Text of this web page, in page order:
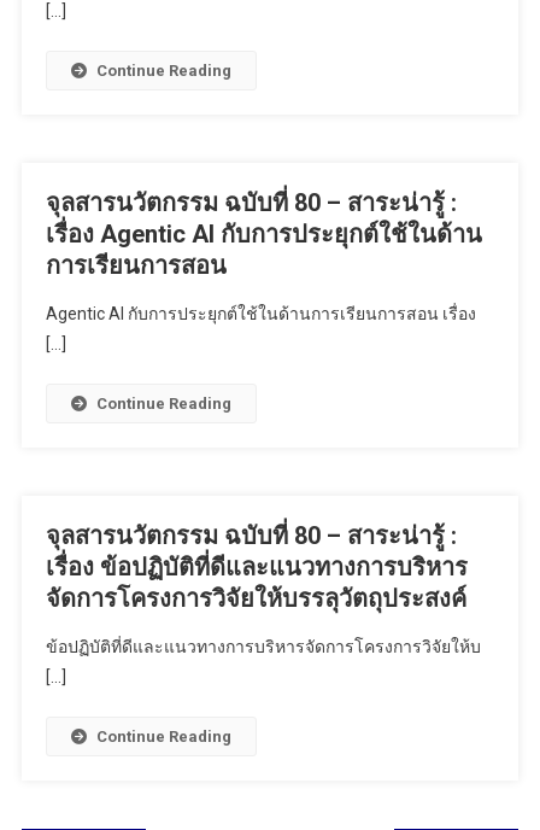
[…]
Continue Reading
จุลสารนวัตกรรม ฉบับที่ 80 – สาระน่ารู้ :
เรื่อง Agentic AI กับการประยุกต์ใช้ในด้าน
การเรียนการสอน
Agentic AI กับการประยุกต์ใช้ในด้านการเรียนการสอน เรื่อง
[…]
Continue Reading
จุลสารนวัตกรรม ฉบับที่ 80 – สาระน่ารู้ :
เรื่อง ข้อปฏิบัติที่ดีและแนวทางการบริหาร
จัดการโครงการวิจัยให้บรรลุวัตถุประสงค์
ข้อปฏิบัติที่ดีและแนวทางการบริหารจัดการโครงการวิจัยให้บ
[…]
Continue Reading